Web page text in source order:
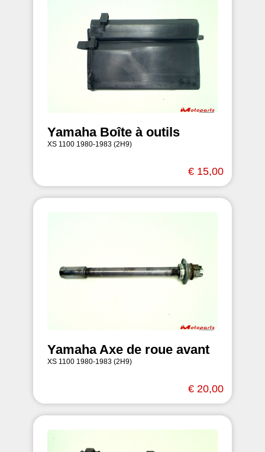
Yamaha Boîte à outils
XS 1100 1980-1983 (2H9)
€ 15,00
Yamaha Axe de roue avant
XS 1100 1980-1983 (2H9)
€ 20,00